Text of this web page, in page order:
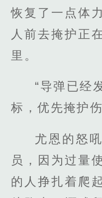
恢复了一点体
人前去掩护正
里。
“导弹已经
标，优先掩护
尤恩的怒
员，因为过量
的人挣扎着爬